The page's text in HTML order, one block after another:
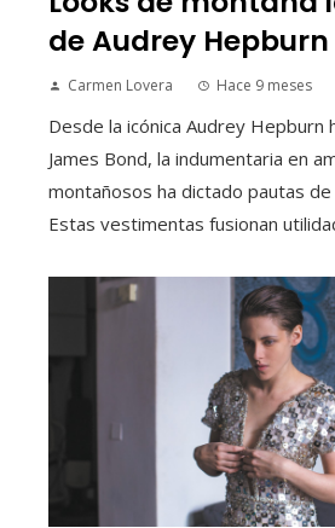
de Audrey Hepburn
Carmen Lovera Hace 9 meses
Desde la icónica Audrey Hepburn
James Bond, la indumentaria en
montañosos ha dictado pautas
Estas vestimentas fusionan